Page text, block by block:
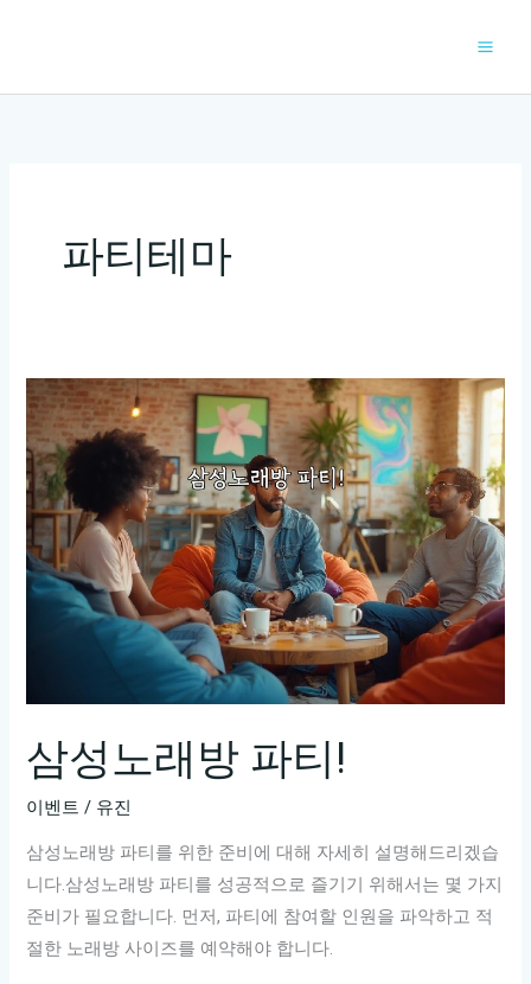
파티테마
삼성노래방 파티!
이벤트 / 유진
삼성노래방 파티를 위한 준비에 대해 자세히 설명해드리겠습
니다.삼성노래방 파티를 성공적으로 즐기기 위해서는 몇 가지
준비가 필요합니다. 먼저, 파티에 참여할 인원을 파악하고 적
절한 노래방 사이즈를 예약해야 합니다.